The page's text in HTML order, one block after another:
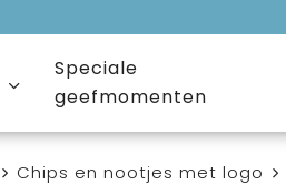
Speciale
geefmomenten
Chips en nootjes met logo